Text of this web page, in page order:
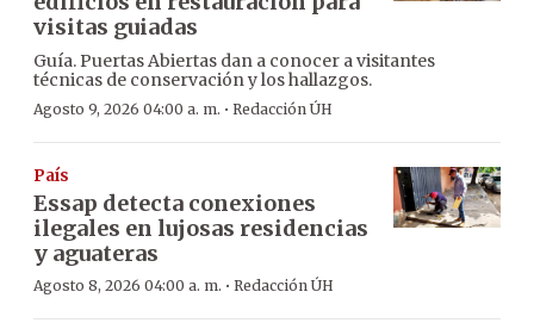
visitas guiadas
Guía. Puertas Abiertas dan a conocer a visitantes
técnicas de conservación y los hallazgos.
Agosto 9, 2026 04:00 a. m. · Redacción ÚH
País
Essap detecta conexiones
ilegales en lujosas residencias
y aguateras
Agosto 8, 2026 04:00 a. m. · Redacción ÚH